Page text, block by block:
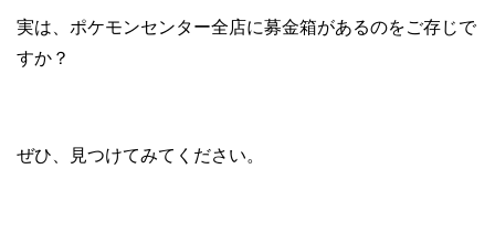
実は、ポケモンセンター全店に募金箱があるのをご存じで
すか？
ぜひ、見つけてみてください。